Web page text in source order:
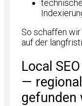
So schaffen
auf der
Local
—
gefunden